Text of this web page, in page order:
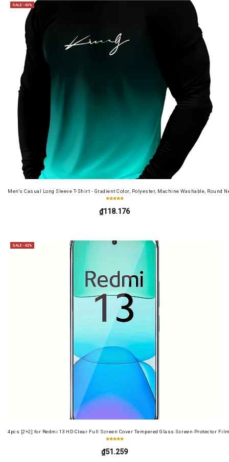
SALE -43%
Men's Casual Long Sleeve T-Shirt - Gradient Color, Polyester, Machine Washable, Round
₫118.176
SALE -42%
4pcs [2+2] for Redmi 13 HD Clear Full Screen Cover Tempered Glass Screen Protector
₫51.259